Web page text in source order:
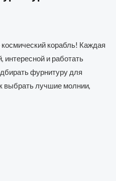
корабль! Каждая
интересной и работать
фурнитуру для
выбрать лучшие молнии,